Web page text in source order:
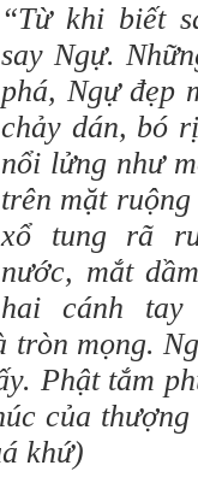
“Từ khi biết
say Ngự.
phá, Ngự đẹp
chảy dán, bó
nổi lửng như
trên mặt
xổ tung rã
nước, mắt
hai cánh
tròn mọng.
Phật tắm
của
khứ)